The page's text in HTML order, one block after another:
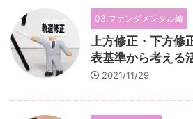
03.ファンダメンタル編
上方修正・下方修
表基準から考える
2021/11/29